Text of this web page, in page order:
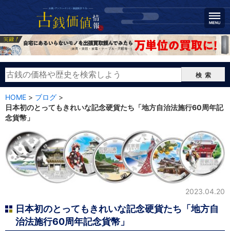
検索
HOME > ブログ >
日本初のとってもきれいな記念硬貨たち「地方自治法施行60周年記
念貨幣」
日本初のとってもきれいな記念硬貨たち「地方自治法施行
60周年記念貨幣」
2023.04.20
日本初のとってもきれいな記念硬貨たち「地方自
治法施行60周年記念貨幣」